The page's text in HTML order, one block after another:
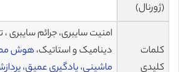
(ژورنال)
کلمات
کلیدی
امنیت سایبری، جرائم
دینامیک و استاتیک،هوش
ماشینی، یادگیری عمیق،